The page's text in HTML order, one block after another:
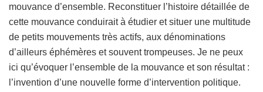
mouvance d’ensemble. Reconstituer l’histoire détaillée de
cette mouvance conduirait à étudier et situer une multitude
de petits mouvements très actifs, aux dénominations
d’ailleurs éphémères et souvent trompeuses. Je ne peux
ici qu’évoquer l’ensemble de la mouvance et son résultat :
l’invention d’une nouvelle forme d’intervention politique.